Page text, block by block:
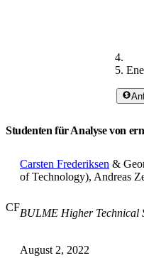
Studenten für Analyse von
CF
Carsten Frederiksen &
of Technology), Andreas
BULME Higher Technical
August 2, 2022